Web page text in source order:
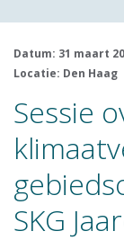
Datum: 31 maart
Locatie: Den Haag
Sessie
SKG